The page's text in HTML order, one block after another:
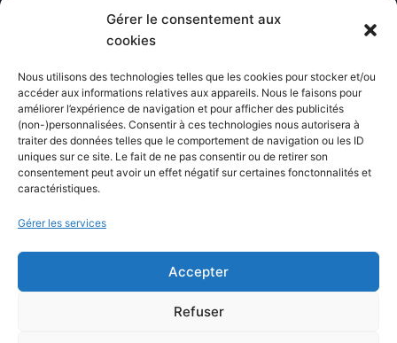
Gérer le consentement aux
cookies
Nous utilisons des technologies telles que les cookies pour stocker et/ou
accéder aux informations relatives aux appareils. Nous le faisons pour
améliorer l’expérience de navigation et pour afficher des publicités
(non-)personnalisées. Consentir à ces technologies nous autorisera à
traiter des données telles que le comportement de navigation ou les ID
uniques sur ce site. Le fait de ne pas consentir ou de retirer son
consentement peut avoir un effet négatif sur certaines fonctonnalités et
caractéristiques.
Gérer les services
Accepter
Refuser
Formations
Newsletter
Équipe éditoriale
Politique éditoriale
Méthodologie de test
Transparence et affiliation
CritiquePlus dans les médias